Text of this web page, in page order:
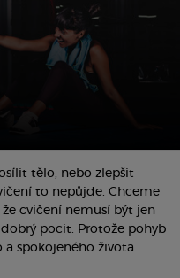
tělo, nebo zlepšit
to nepůjde. Chceme
cvičení nemusí být jen
pocit. Protože pohyb
a spokojeného života.